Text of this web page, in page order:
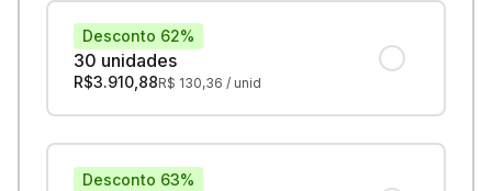
30 unidades
Desconto 62%
R$3.910,88R$ 130,36 / unid
Desconto 63%